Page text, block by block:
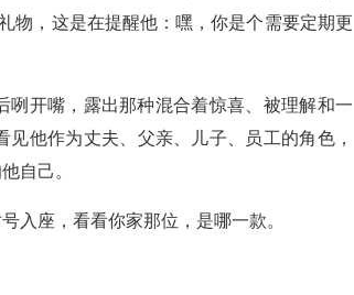
物，这是在提醒他：嘿，你是个需要定期更
开嘴，露出那种混合着惊喜、被理解和一
见他作为丈夫、父亲、儿子、员工的角色，
自己。
入座，看看你家那位，是哪一款。